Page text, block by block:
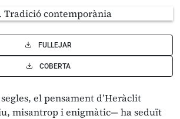
FULLEJAR
COBERTA
el pensament d’Heràclit
misantrop i enigmàtic— ha seduït